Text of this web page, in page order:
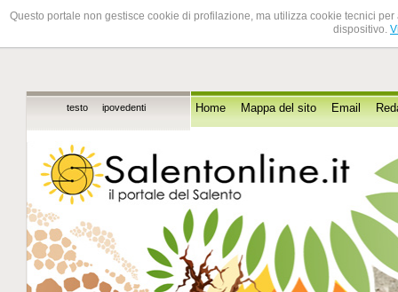
Questo portale non gestisce cookie di profilazione, ma utilizza cookie tecnici
dispositivo.
testo ipovedenti Home Mappa del sito Email